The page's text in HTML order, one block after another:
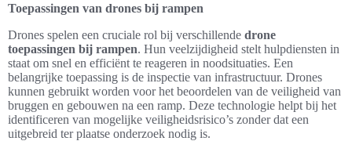
Toepassingen van drones bij rampen
Drones spelen een cruciale rol bij verschillende drone
toepassingen bij rampen. Hun veelzijdigheid stelt hulpdiensten in
staat om snel en efficiënt te reageren in noodsituaties. Een
belangrijke toepassing is de inspectie van infrastructuur. Drones
kunnen gebruikt worden voor het beoordelen van de veiligheid van
bruggen en gebouwen na een ramp. Deze technologie helpt bij het
identificeren van mogelijke veiligheidsrisico’s zonder dat een
uitgebreid ter plaatse onderzoek nodig is.